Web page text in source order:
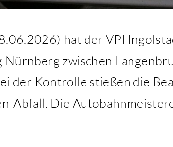
hat der VPI
zwischen
der Kontrolle stießen die
Abfall. Die